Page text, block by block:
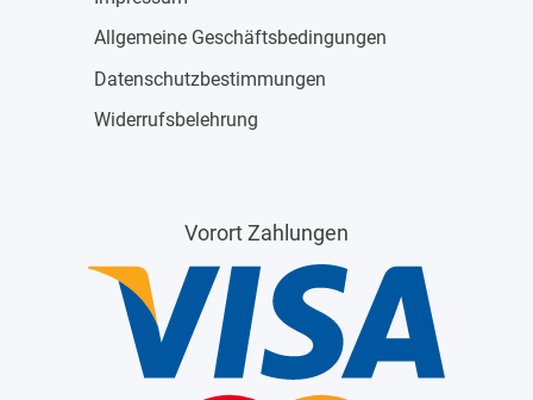
Allgemeine Geschäftsbedingungen
Datenschutzbestimmungen
Widerrufsbelehrung
Vorort Zahlungen